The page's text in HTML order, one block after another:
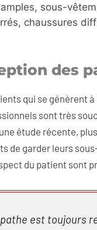
sous-
chaussures
des
qui se génèrent
sont très
une étude récente,
de garder leurs
du patient sont
est toujours